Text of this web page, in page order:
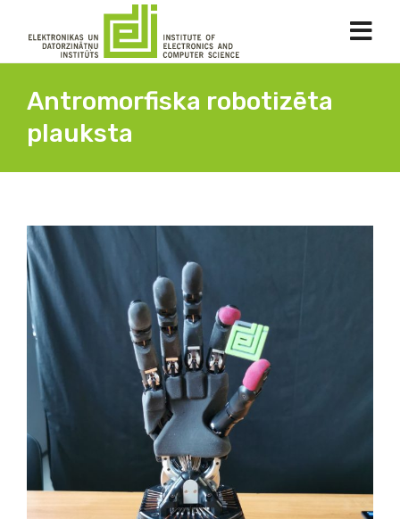
Antromorfiska robotizēta
plauksta